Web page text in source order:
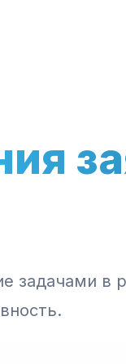
задачами в